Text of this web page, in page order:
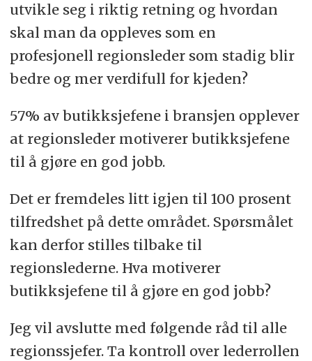
utvikle seg i riktig retning og hvordan
skal man da oppleves som en
profesjonell regionsleder som stadig blir
bedre og mer verdifull for kjeden?
57% av butikksjefene i bransjen opplever
at regionsleder motiverer butikksjefene
til å gjøre en god jobb.
Det er fremdeles litt igjen til 100 prosent
tilfredshet på dette området. Spørsmålet
kan derfor stilles tilbake til
regionslederne. Hva motiverer
butikksjefene til å gjøre en god jobb?
Jeg vil avslutte med følgende råd til alle
regionssjefer. Ta kontroll over lederrollen